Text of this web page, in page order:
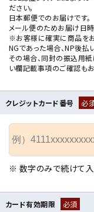
ださい。
日本郵便でのお届けです。
メール便のためお届け日時
※お客様に確実に商品をお
NGであった場合、NP後払
その場合、同封の振込用
い欄記載事項のご確認もお
クレジットカード番号 必
※ 数字のみで続けて入
カード有効期限 必須